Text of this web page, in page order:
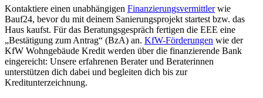
Kontaktiere einen unabhängigen Finanzierungsvermittlerwie
Bauf24, bevor du mit deinem Sanierungsprojekt startest bzw. das
Haus kaufst. Für das Beratungsgespräch fertigen die EEE eine
„Bestätigung zum Antrag“ (BzA) an. KfW-Förderungen wie der
KfW Wohngebäude Kredit werden über die finanzierende Bank
eingereicht: Unsere erfahrenen Berater und Beraterinnen
unterstützen dich dabei und begleiten dich bis zur
Kreditunterzeichnung.